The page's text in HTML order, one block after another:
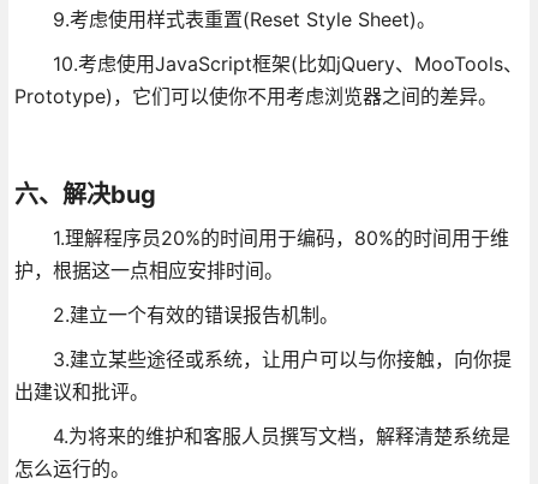
9.考虑使用样式表重置(Reset Style Sheet)。
10.考虑使用JavaScript框架(比如jQuery、MooTools、
Prototype)，它们可以使你不用考虑浏览器之间的差异。
六、解决bug
1.理解程序员20%的时间用于编码，80%的时间用于维
护，根据这一点相应安排时间。
2.建立一个有效的错误报告机制。
3.建立某些途径或系统，让用户可以与你接触，向你提
出建议和批评。
4.为将来的维护和客服人员撰写文档，解释清楚系统是
怎么运行的。